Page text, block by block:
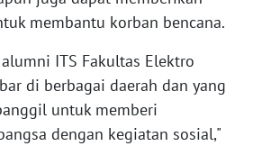
membantu korban bencana.
ITS Fakultas Elektro
di berbagai daerah dan yang
untuk memberi
dengan kegiatan sosial,"